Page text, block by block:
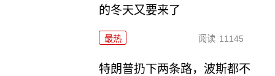
的冬天又要来了
最热 阅读 11145
特朗普扔下两条路，波斯都不